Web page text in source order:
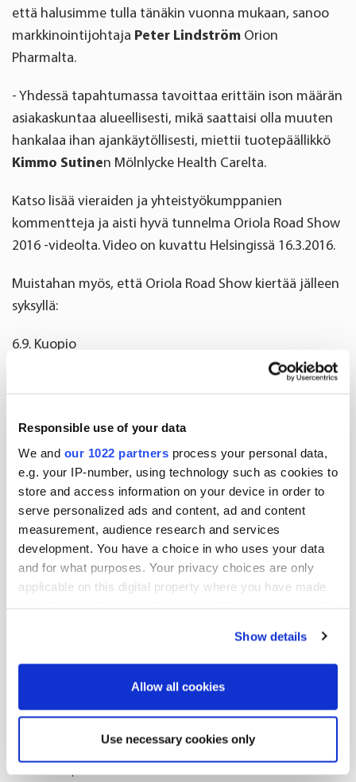
Responsible use of your data
We and our 1022 partners process your personal data,
e.g. your IP-number, using technology such as cookies to
store and access information on your device in order to
serve personalized ads and content, ad and content
measurement, audience research and services
development. You have a choice in who uses your data
and for what purposes. Your privacy choices are only
applicable on this digital property where you have made
If you allow, we would also like to:
Identify your device by actively scanning it for
Show details
Allow all cookies
Use necessary cookies only
että halusimme tulla tänäkin vuonna mukaan, sanoo
markkinointijohtaja Peter Lindström Orion
Pharmalta.
- Yhdessä tapahtumassa tavoittaa erittäin ison määrän
asiakaskuntaa alueellisesti, mikä saattaisi olla muuten
hankalaa ihan ajankäytöllisesti, miettii tuotepäällikkö
Kimmo Sutinen Mölnlycke Health Carelta.
Katso lisää vieraiden ja yhteistyökumppanien
kommentteja ja aisti hyvä tunnelma Oriola Road Show
2016 -videolta. Video on kuvattu Helsingissä 16.3.2016.
Muistahan myös, että Oriola Road Show kiertää jälleen
syksyllä:
6.9. Kuopio
Lisää uutisia